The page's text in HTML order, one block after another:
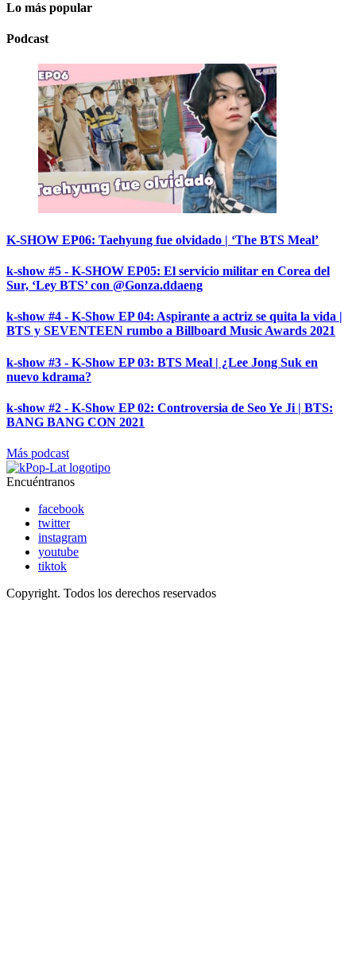
Lo más popular
Podcast
K-SHOW EP06: Taehyung fue olvidado | ‘The BTS Meal’
k-show #5 - K-SHOW EP05: El servicio militar en Corea del
Sur, ‘Ley BTS’ con @Gonza.ddaeng
k-show #4 - K-Show EP 04: Aspirante a actriz se quita la vida |
BTS y SEVENTEEN rumbo a Billboard Music Awards 2021
k-show #3 - K-Show EP 03: BTS Meal | ¿Lee Jong Suk en
nuevo kdrama?
k-show #2 - K-Show EP 02: Controversia de Seo Ye Ji | BTS:
BANG BANG CON 2021
Más podcast
Encuéntranos
facebook
twitter
instagram
youtube
tiktok
Copyright. Todos los derechos reservados